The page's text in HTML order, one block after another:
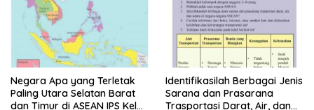
Negara Apa yang Terletak
Paling Utara Selatan Barat
dan Timur di ASEAN IPS Kelas
Identifikasilah Berbagai Jenis
Sarana dan Prasarana
Trasportasi Darat, Air, dan